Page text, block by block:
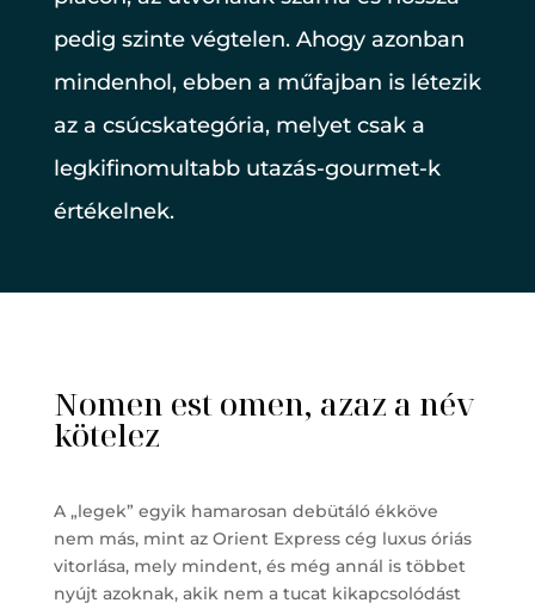
pedig szinte végtelen. Ahogy azonban
mindenhol, ebben a műfajban is létezik
az a csúcskategória, melyet csak a
legkifinomultabb utazás-gourmet-k
értékelnek.
Nomen est omen, azaz a név
kötelez
A „legek” egyik hamarosan debütáló ékköve
nem más, mint az Orient Express cég luxus óriás
vitorlása, mely mindent, és még annál is többet
nyújt azoknak, akik nem a tucat kikapcsolódást